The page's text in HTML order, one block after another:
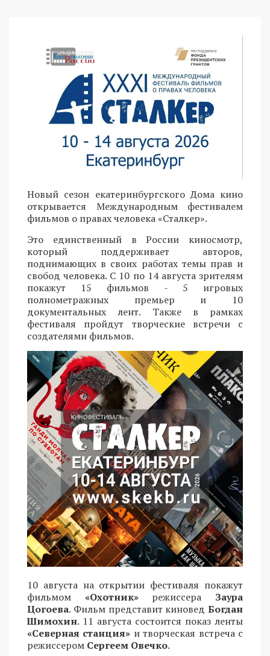
Новый сезон екатеринбургского Дома кино
открывается Международным фестивалем
фильмов о правах человека «Сталкер».
Это единственный в России киносмотр,
который поддерживает авторов,
поднимающих в своих работах темы прав и
свобод человека. С 10 по 14 августа зрителям
покажут 15 фильмов - 5 игровых
полнометражных премьер и 10
документальных лент. Также в рамках
фестиваля пройдут творческие встречи с
создателями фильмов.
10 августа на открытии фестиваля покажут
фильмом «Охотник»режиссера Заура
Цогоева. Фильм представит киновед Богдан
Шимохин. 11 августа состоится показ ленты
«Северная станция» и творческая встреча с
режиссером Сергеем Овечко.